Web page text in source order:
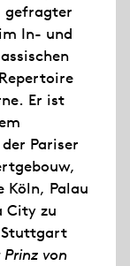
gefragter
In- und
Er ist
Pariser
Köln, Palau
City zu
Stuttgart
Prinz von